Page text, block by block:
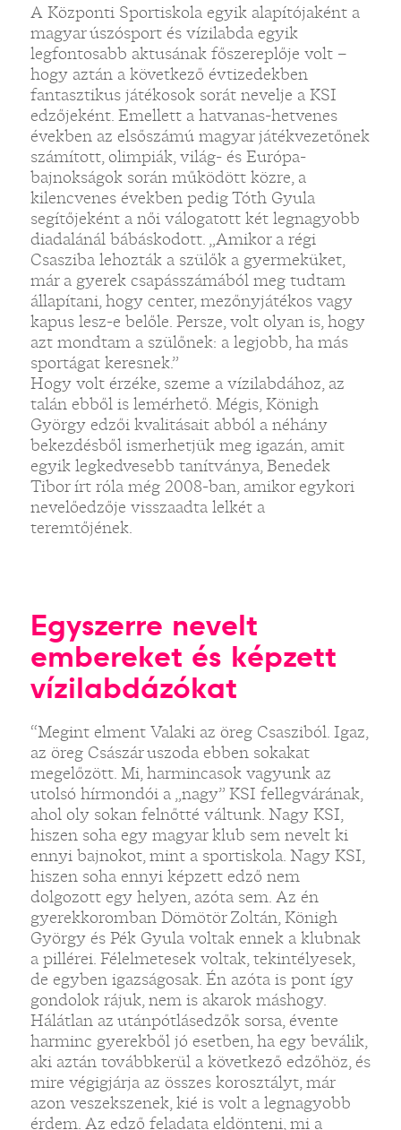
A Központi Sportiskola egyik alapítójaként a
magyar úszósport és vízilabda egyik
legfontosabb aktusának főszereplője volt –
hogy aztán a következő évtizedekben
fantasztikus játékosok sorát nevelje a KSI
edzőjeként. Emellett a hatvanas-hetvenes
években az elsőszámú magyar játékvezetőnek
számított, olimpiák, világ- és Európa-
bajnokságok során működött közre, a
kilencvenes években pedig Tóth Gyula
segítőjeként a női válogatott két legnagyobb
diadalánál bábáskodott. „Amikor a régi
Csasziba lehozták a szülők a gyermeküket,
már a gyerek csapásszámából meg tudtam
állapítani, hogy center, mezőnyjátékos vagy
kapus lesz-e belőle. Persze, volt olyan is, hogy
azt mondtam a szülőnek: a legjobb, ha más
sportágat keresnek.”
Hogy volt érzéke, szeme a vízilabdához, az
talán ebből is lemérhető. Mégis, Königh
György edzői kvalitásait abból a néhány
bekezdésből ismerhetjük meg igazán, amit
egyik legkedvesebb tanítványa, Benedek
Tibor írt róla még 2008-ban, amikor egykori
nevelőedzője visszaadta lelkét a
teremtőjének.
Egyszerre nevelt
embereket és képzett
vízilabdázókat
“Megint elment Valaki az öreg Csasziból. Igaz,
az öreg Császár uszoda ebben sokakat
megelőzött. Mi, harmincasok vagyunk az
utolsó hírmondói a „nagy” KSI fellegvárának,
ahol oly sokan felnőtté váltunk. Nagy KSI,
hiszen soha egy magyar klub sem nevelt ki
ennyi bajnokot, mint a sportiskola. Nagy KSI,
hiszen soha ennyi képzett edző nem
dolgozott egy helyen, azóta sem. Az én
gyerekkoromban Dömötör Zoltán, Königh
György és Pék Gyula voltak ennek a klubnak
a pillérei. Félelmetesek voltak, tekintélyesek,
de egyben igazságosak. Én azóta is pont így
gondolok rájuk, nem is akarok máshogy.
Hálátlan az utánpótlásedzők sorsa, évente
harminc gyerekből jó esetben, ha egy beválik,
aki aztán továbbkerül a következő edzőhöz, és
mire végigjárja az összes korosztályt, már
azon veszekszenek, kié is volt a legnagyobb
érdem. Az edző feladata eldönteni, mi a